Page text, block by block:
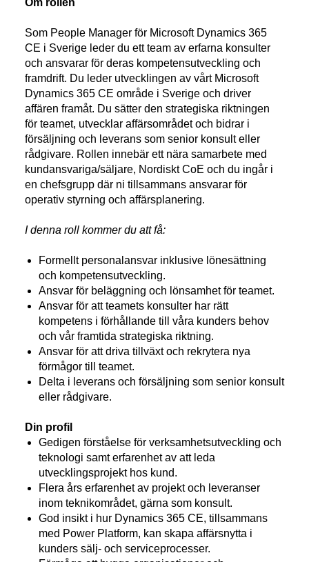
Om rollen
Som People Manager för Microsoft Dynamics 365
CE i Sverige leder du ett team av erfarna konsulter
och ansvarar för deras kompetensutveckling och
framdrift. Du leder utvecklingen av vårt Microsoft
Dynamics 365 CE område i Sverige och driver
affären framåt. Du sätter den strategiska riktningen
för teamet, utvecklar affärsområdet och bidrar i
försäljning och leverans som senior konsult eller
rådgivare. Rollen innebär ett nära samarbete med
kundansvariga/säljare, Nordiskt CoE och du ingår i
en chefsgrupp där ni tillsammans ansvarar för
operativ styrning och affärsplanering.
I denna roll kommer du att få:
Formellt personalansvar inklusive lönesättning
och kompetensutveckling.
Ansvar för beläggning och lönsamhet för teamet.
Ansvar för att teamets konsulter har rätt
kompetens i förhållande till våra kunders behov
och vår framtida strategiska riktning.
Ansvar för att driva tillväxt och rekrytera nya
förmågor till teamet.
Delta i leverans och försäljning som senior konsult
eller rådgivare.
Din profil
Gedigen förståelse för verksamhetsutveckling och
teknologi samt erfarenhet av att leda
utvecklingsprojekt hos kund.
Flera års erfarenhet av projekt och leveranser
inom teknikområdet, gärna som konsult.
God insikt i hur Dynamics 365 CE, tillsammans
med Power Platform, kan skapa affärsnytta i
kunders sälj- och serviceprocesser.